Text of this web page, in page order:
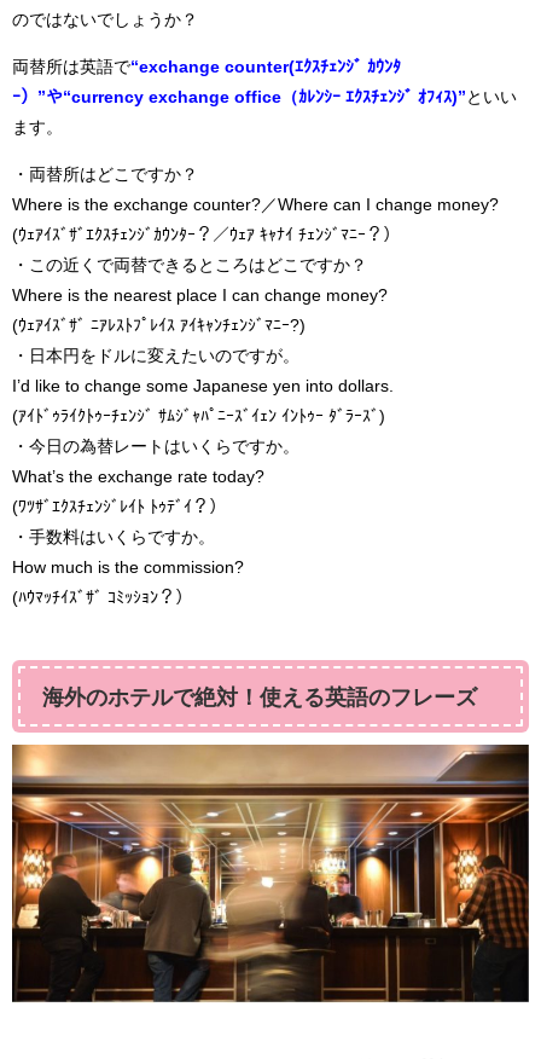
のではないでしょうか？
両替所は英語で“exchange counter(ｴｸｽﾁｪﾝｼﾞ ｶｳﾝﾀ
ｰ）”や“currency exchange office（ｶﾚﾝｼｰ ｴｸｽﾁｪﾝｼﾞ ｵﾌｨｽ)” といい
ます。
・両替所はどこですか？
Where is the exchange counter?／Where can I change money?
(ｳｪｱｲｽﾞｻﾞｴｸｽﾁｪﾝｼﾞｶｳﾝﾀｰ？／ｳｪｱ ｷｬﾅｲ ﾁｪﾝｼﾞﾏﾆｰ？）
・この近くで両替できるところはどこですか？
Where is the nearest place I can change money?
(ｳｪｱｲｽﾞｻﾞ ﾆｱﾚｽﾄﾌﾟﾚｲｽ ｱｲｷｬﾝﾁｪﾝｼﾞﾏﾆｰ?)
・日本円をドルに変えたいのですが。
I’d like to change some Japanese yen into dollars.
(ｱｲﾄﾞｩﾗｲｸﾄｩｰﾁｪﾝｼﾞ ｻﾑｼﾞｬﾊﾟﾆｰｽﾞｲｪﾝ ｲﾝﾄｩｰ ﾀﾞﾗｰｽﾞ)
・今日の為替レートはいくらですか。
What’s the exchange rate today?
(ﾜﾂｻﾞｴｸｽﾁｪﾝｼﾞﾚｲﾄ ﾄｩﾃﾞｲ？）
・手数料はいくらですか。
How much is the commission?
(ﾊｳﾏｯﾁｲｽﾞｻﾞ ｺﾐｯｼｮﾝ？）
海外のホテルで絶対！使える英語のフレーズ